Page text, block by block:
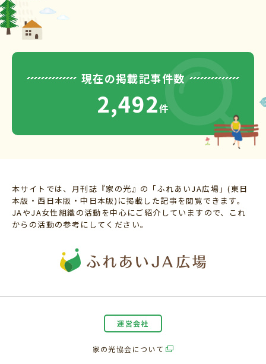
現在の掲載記事件数
2,492件
本サイトでは、月刊誌『家の光』の「ふれあいJA広場」(東日
本版・西日本版・中日本版)に掲載した記事を閲覧できます。
JAやJA女性組織の活動を中心にご紹介していますので、これ
からの活動の参考にしてください。
運営会社
家の光協会について